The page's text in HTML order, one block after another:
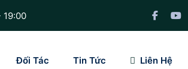
19:00
Đối Tác Tin Tức Liên Hệ